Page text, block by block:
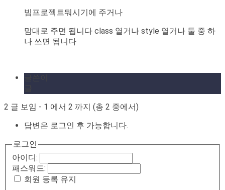
빔프로젝트뭐시기에 주거나
맘대로 주면 됩니다 class 열거나 style 열거나 둘 중 하
나 쓰면 됩니다
2 글 보임 - 1 에서 2 까지 (총 2 중에서)
답변은 로그인 후 가능합니다.
로그인
아이디:
패스워드:
회원 등록 유지